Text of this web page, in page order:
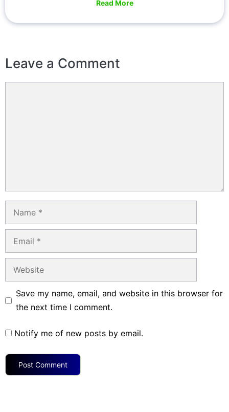
Read More
Leave a Comment
Name
Email
Website
Save my name, email, and website in this browser for
the next time I comment.
Notify me of new posts by email.